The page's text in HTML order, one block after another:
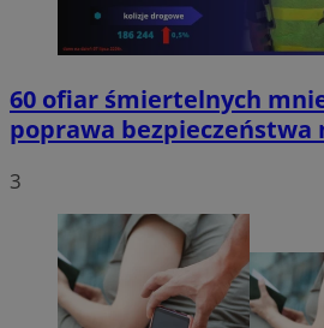
60 ofiar śmiertelnych
poprawa bezpieczeństwa
3